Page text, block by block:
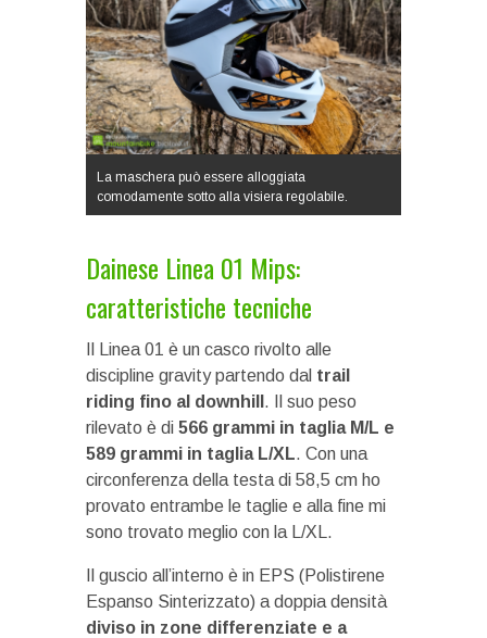
La maschera può essere alloggiata
comodamente sotto alla visiera regolabile.
Dainese Linea 01 Mips:
caratteristiche tecniche
Il Linea 01 è un casco rivolto alle
discipline gravity partendo dal trail
riding fino al downhill . Il suo peso
rilevato è di 566 grammi in taglia M/L e
589 grammi in taglia L/XL. Con una
circonferenza della testa di 58,5 cm ho
provato entrambe le taglie e alla fine mi
sono trovato meglio con la L/XL.
Il guscio all’interno è in EPS (Polistirene
Espanso Sinterizzato) a doppia densità
diviso in zone differenziate e a